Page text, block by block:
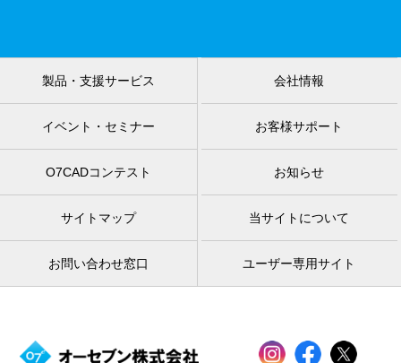
製品・支援サービス 会社情報
イベント・セミナー お客様サポート
O7CADコンテスト お知らせ
サイトマップ 当サイトについて
お問い合わせ窓口 ユーザー専用サイト